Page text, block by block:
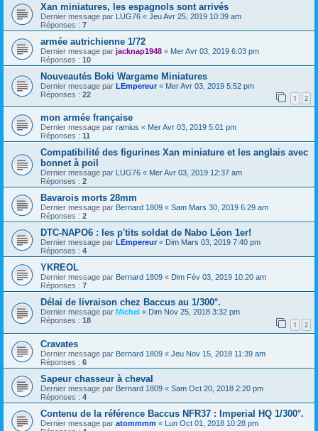
Xan miniatures, les espagnols sont arrivés
Dernier message par LUG76 « Jeu Avr 25, 2019 10:39 am
Réponses : 7
armée autrichienne 1/72
Dernier message par jacknap1948 « Mer Avr 03, 2019 6:03 pm
Réponses : 10
Nouveautés Boki Wargame Miniatures
Dernier message par LEmpereur « Mer Avr 03, 2019 5:52 pm
Réponses : 22 1 2
mon armée française
Dernier message par ramius « Mer Avr 03, 2019 5:01 pm
Réponses : 11
Compatibilité des figurines Xan miniature et les anglais avec
bonnet à poil
Dernier message par LUG76 « Mer Avr 03, 2019 12:37 am
Réponses : 2
Bavarois morts 28mm
Dernier message par Bernard 1809 « Sam Mars 30, 2019 6:29 am
Réponses : 2
DTC-NAPO6 : les p'tits soldat de Nabo Léon 1er!
Dernier message par LEmpereur « Dim Mars 03, 2019 7:40 pm
Réponses : 4
YKREOL
Dernier message par Bernard 1809 « Dim Fév 03, 2019 10:20 am
Réponses : 7
Délai de livraison chez Baccus au 1/300°.
Dernier message par Michel « Dim Nov 25, 2018 3:32 pm
Réponses : 18 1 2
Cravates
Dernier message par Bernard 1809 « Jeu Nov 15, 2018 11:39 am
Réponses : 6
Sapeur chasseur à cheval
Dernier message par Bernard 1809 « Sam Oct 20, 2018 2:20 pm
Réponses : 4
Contenu de la référence Baccus NFR37 : Imperial HQ 1/300°.
Dernier message par atommmm « Lun Oct 01, 2018 10:28 pm